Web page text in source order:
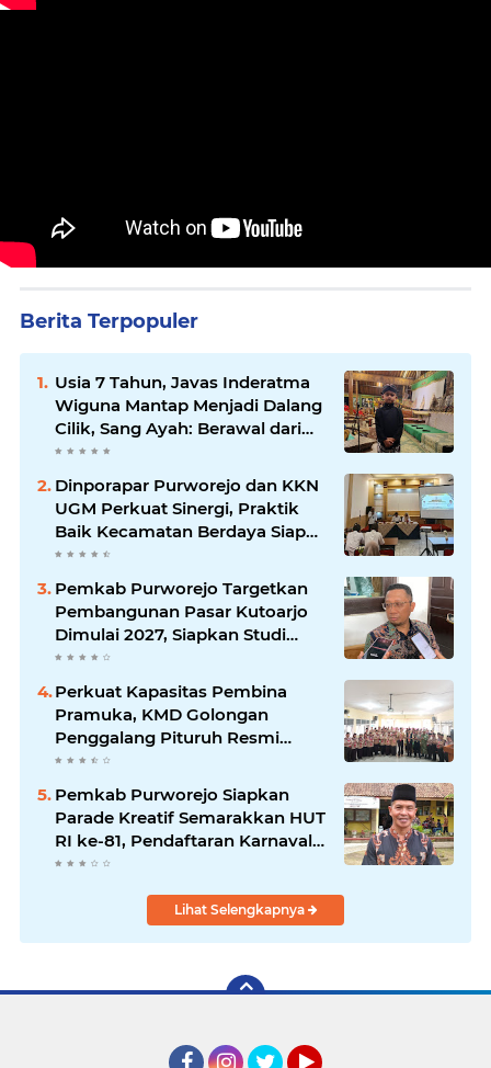
Berita Terpopuler
Usia 7 Tahun, Javas Inderatma
Wiguna Mantap Menjadi Dalang
Cilik, Sang Ayah: Berawal dari
Menonton Wayang di YouTube
Dinporapar Purworejo dan KKN
UGM Perkuat Sinergi, Praktik
Baik Kecamatan Berdaya Siap
Direplikasi
Pemkab Purworejo Targetkan
Pembangunan Pasar Kutoarjo
Dimulai 2027, Siapkan Studi
Kelayakan hingga DED
Perkuat Kapasitas Pembina
Pramuka, KMD Golongan
Penggalang Pituruh Resmi
Dimulai
Pemkab Purworejo Siapkan
Parade Kreatif Semarakkan HUT
RI ke-81, Pendaftaran Karnaval
Resmi Dibuka
Lihat Selengkapnya